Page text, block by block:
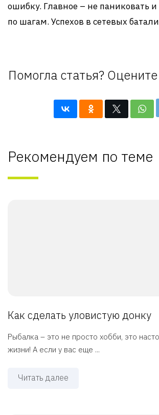
ошибку. Главное – не паниковать и
по шагам. Успехов в сетевых
Помогла статья?
Рекомендуем по теме
Как сделать уловистую донку
Рыбалка – это не просто хобби, это
жизни! А если у вас еще ...
Читать далее